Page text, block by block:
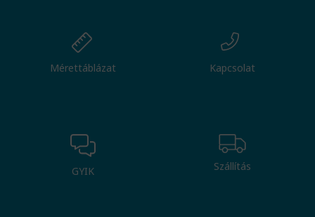
Mérettáblázat Kapcsolat
GYIK Szállítás